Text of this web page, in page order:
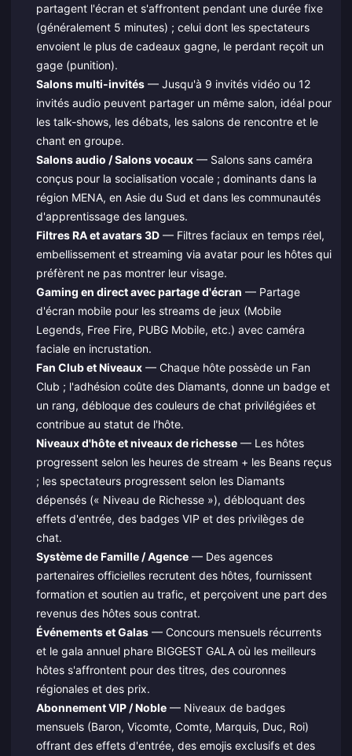
partagent l'écran et s'affrontent pendant une durée fixe
(généralement 5 minutes) ; celui dont les spectateurs
envoient le plus de cadeaux gagne, le perdant reçoit un
gage (punition).
Salons multi-invités— Jusqu'à 9 invités vidéo ou 12
invités audio peuvent partager un même salon, idéal pour
les talk-shows, les débats, les salons de rencontre et le
chant en groupe.
Salons audio / Salons vocaux— Salons sans caméra
conçus pour la socialisation vocale ; dominants dans la
région MENA, en Asie du Sud et dans les communautés
d'apprentissage des langues.
Filtres RA et avatars 3D— Filtres faciaux en temps réel,
embellissement et streaming via avatar pour les hôtes qui
préfèrent ne pas montrer leur visage.
Gaming en direct avec partage d'écran — Partage
d'écran mobile pour les streams de jeux (Mobile
Legends, Free Fire, PUBG Mobile, etc.) avec caméra
faciale en incrustation.
Fan Club et Niveaux— Chaque hôte possède un Fan
Club ; l'adhésion coûte des Diamants, donne un badge et
un rang, débloque des couleurs de chat privilégiées et
contribue au statut de l'hôte.
Niveaux d'hôte et niveaux de richesse— Les hôtes
progressent selon les heures de stream + les Beans reçus
; les spectateurs progressent selon les Diamants
dépensés (« Niveau de Richesse »), débloquant des
effets d'entrée, des badges VIP et des privilèges de
chat.
Système de Famille / Agence— Des agences
partenaires officielles recrutent des hôtes, fournissent
formation et soutien au trafic, et perçoivent une part des
revenus des hôtes sous contrat.
Événements et Galas— Concours mensuels récurrents
et le gala annuel phare BIGGEST GALA où les meilleurs
hôtes s'affrontent pour des titres, des couronnes
régionales et des prix.
Abonnement VIP / Noble— Niveaux de badges
mensuels (Baron, Vicomte, Comte, Marquis, Duc, Roi)
offrant des effets d'entrée, des emojis exclusifs et des